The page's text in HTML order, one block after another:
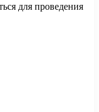
для проведения